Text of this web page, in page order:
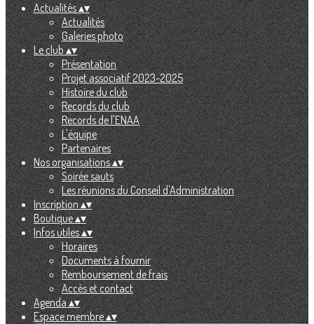
Actualités▴▾
Actualités
Galeries photo
Le club▴▾
Présentation
Projet associatif 2023-2025
Histoire du club
Records du club
Records de l'ENAA
L'équipe
Partenaires
Nos organisations▴▾
Soirée sauts
Les réunions du Conseil d'Administration
Inscription▴▾
Boutique▴▾
Infos utiles▴▾
Horaires
Documents à fournir
Remboursement de frais
Accès et contact
Agenda▴▾
Espace membre▴▾